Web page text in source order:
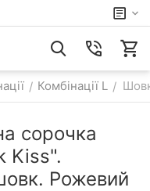
/ Комбінації L /
сорочка
Kiss".
Рожевий